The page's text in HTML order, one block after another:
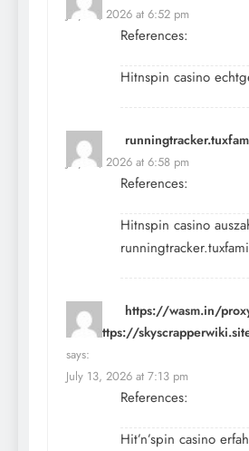
July 13, 2026 at 6:52 pm
References:
Hitnspin casino
July 13, 2026 at 6:58 pm
References:
Hitnspin casino
https://wasm.in/
link=https://
says:
July 13, 2026 at 7:13 pm
References:
Hit’n’spin casino